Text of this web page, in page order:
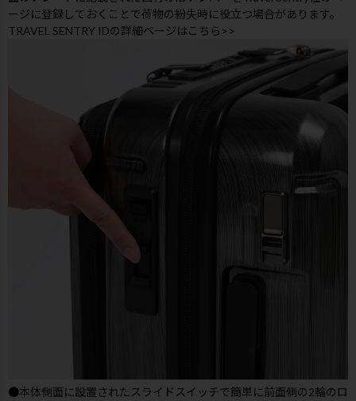
ージに登録しておくことで荷物の紛失時に役立つ場合があります。
TRAVEL SENTRY IDの詳細ページはこちら>>
●本体側面に設置されたスライドスイッチで簡単に前面側の2輪のロ